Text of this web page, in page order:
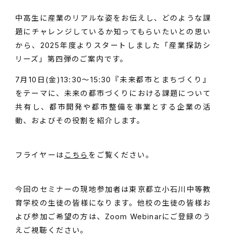
中高生に産業のリアルな姿をお伝えし、どのような課
題にチャレンジしているか知ってもらいたいとの思い
から、2025年度よりスタートしました「産業探訪シ
リーズ」第四弾のご案内です。
7月10日(金)13:30～15:30『未来都市とまちづくり』
をテーマに、未来の都市づくりにおける課題について
共有し、都市開発や都市整備を事業とする企業の活
動、およびその役割を紹介します。
フライヤーは こちら をご覧ください。
今回のセミナーの現地参加者は東京都立小石川中等教
育学校の生徒の皆様になります。他校の生徒の皆様お
よび参加ご希望の方は、Zoom Webinarにご登録のう
えご視聴ください。